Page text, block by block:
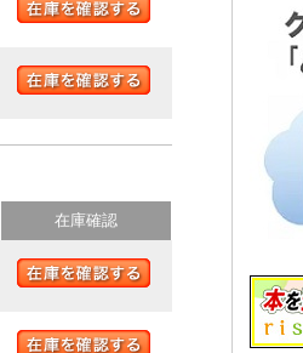
在庫確認